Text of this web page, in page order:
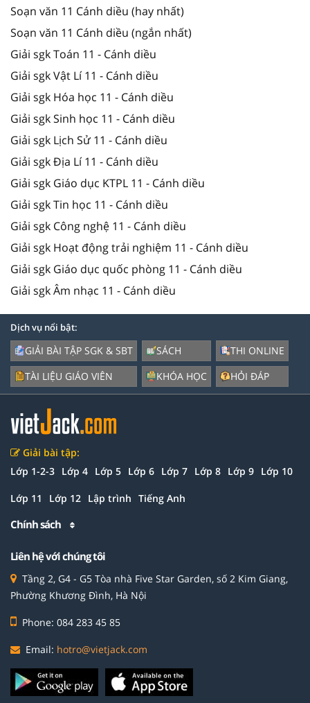
Soạn văn 11 Cánh diều (hay nhất)
Soạn văn 11 Cánh diều (ngắn nhất)
Giải sgk Toán 11 - Cánh diều
Giải sgk Vật Lí 11 - Cánh diều
Giải sgk Hóa học 11 - Cánh diều
Giải sgk Sinh học 11 - Cánh diều
Giải sgk Lịch Sử 11 - Cánh diều
Giải sgk Địa Lí 11 - Cánh diều
Giải sgk Giáo dục KTPL 11 - Cánh diều
Giải sgk Tin học 11 - Cánh diều
Giải sgk Công nghệ 11 - Cánh diều
Giải sgk Hoạt động trải nghiệm 11 - Cánh diều
Giải sgk Giáo dục quốc phòng 11 - Cánh diều
Giải sgk Âm nhạc 11 - Cánh diều
Dịch vụ nổi bật:
GIẢI BÀI TẬP SGK & SBT
TÀI LIỆU GIÁO VIÊN
SÁCH
KHÓA HỌC
THI ONLINE
HỎI ĐÁP
Giải bài tập:
Lớp 1-2-3 Lớp 4 Lớp 5 Lớp 6 Lớp 7 Lớp 8 Lớp 9 Lớp 10
Lớp 11 Lớp 12 Lập trình Tiếng Anh
Chính sách
Liên hệ với chúng tôi
Tầng 2, G4 - G5 Tòa nhà Five Star Garden, số 2 Kim Giang,
Phường Khương Đình, Hà Nội
Phone: 084 283 45 85
Email: hotro@vietjack.com